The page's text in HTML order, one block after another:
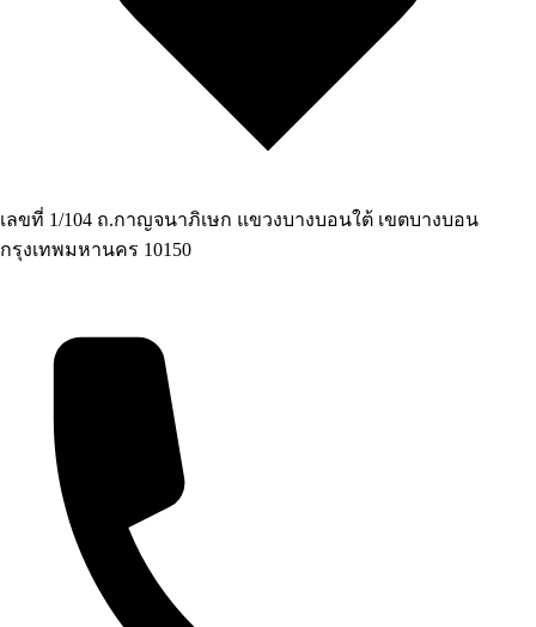
เลขที่ 1/104 ถ.กาญจนาภิเษก แขวงบางบอนใต้ เขตบางบอน
กรุงเทพมหานคร 10150